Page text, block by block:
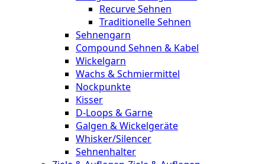
Recurve Sehnen
Traditionelle Sehnen
Sehnengarn
Compound Sehnen & Kabel
Wickelgarn
Wachs & Schmiermittel
Nockpunkte
Kisser
D-Loops & Garne
Galgen & Wickelgeräte
Whisker/Silencer
Sehnenhalter